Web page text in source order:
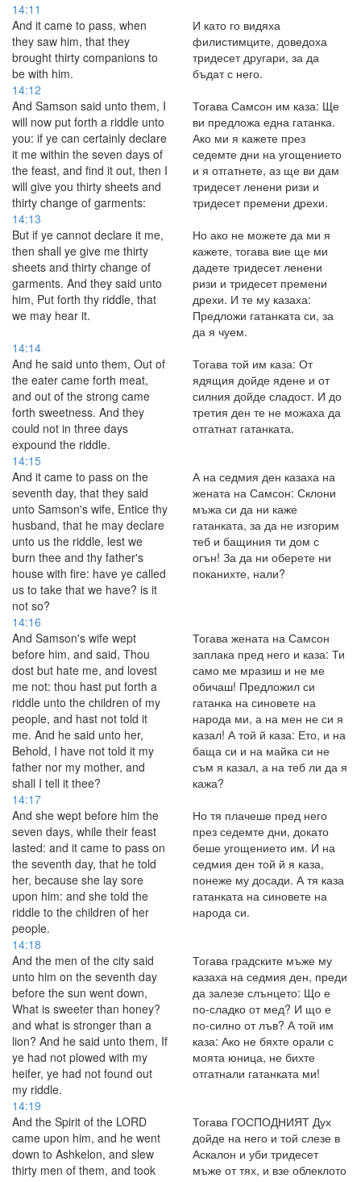
14:11
And it came to pass, when
they saw him, that they
brought thirty companions to
be with him.
И като го видяха
филистимците, доведоха
тридесет другари, за да
бъдат с него.
14:12
And Samson said unto them, I
will now put forth a riddle unto
you: if ye can certainly declare
it me within the seven days of
the feast, and find it out, then I
will give you thirty sheets and
thirty change of garments:
Тогава Самсон им каза: Ще
ви предложа една гатанка.
Ако ми я кажете през
седемте дни на угощението
и я отгатнете, аз ще ви дам
тридесет ленени ризи и
тридесет премени дрехи.
14:13
But if ye cannot declare it me,
then shall ye give me thirty
sheets and thirty change of
garments. And they said unto
him, Put forth thy riddle, that
we may hear it.
Но ако не можете да ми я
кажете, тогава вие ще ми
дадете тридесет ленени
ризи и тридесет премени
дрехи. И те му казаха:
Предложи гатанката си, за
да я чуем.
14:14
And he said unto them, Out of
the eater came forth meat,
and out of the strong came
forth sweetness. And they
could not in three days
expound the riddle.
Тогава той им каза: От
ядящия дойде ядене и от
силния дойде сладост. И до
третия ден те не можаха да
отгатнат гатанката.
14:15
And it came to pass on the
seventh day, that they said
unto Samson's wife, Entice thy
husband, that he may declare
unto us the riddle, lest we
burn thee and thy father's
house with fire: have ye called
us to take that we have? is it
not so?
А на седмия ден казаха на
жената на Самсон: Склони
мъжа си да ни каже
гатанката, за да не изгорим
теб и бащиния ти дом с
огън! За да ни оберете ни
поканихте, нали?
14:16
And Samson's wife wept
before him, and said, Thou
dost but hate me, and lovest
me not: thou hast put forth a
riddle unto the children of my
people, and hast not told it
me. And he said unto her,
Behold, I have not told it my
father nor my mother, and
shall I tell it thee?
Тогава жената на Самсон
заплака пред него и каза: Ти
само ме мразиш и не ме
обичаш! Предложил си
гатанка на синовете на
народа ми, а на мен не си я
казал! А той й каза: Ето, и на
баща си и на майка си не
съм я казал, а на теб ли да я
кажа?
14:17
And she wept before him the
seven days, while their feast
lasted: and it came to pass on
the seventh day, that he told
her, because she lay sore
upon him: and she told the
riddle to the children of her
people.
Но тя плачеше пред него
през седемте дни, докато
беше угощението им. И на
седмия ден той й я каза,
понеже му досади. А тя каза
гатанката на синовете на
народа си.
14:18
And the men of the city said
unto him on the seventh day
before the sun went down,
What is sweeter than honey?
and what is stronger than a
lion? And he said unto them, If
ye had not plowed with my
heifer, ye had not found out
my riddle.
Тогава градските мъже му
казаха на седмия ден, преди
да залезе слънцето: Що е
по-сладко от мед? И що е
по-силно от лъв? А той им
каза: Ако не бяхте орали с
моята юница, не бихте
отгатнали гатанката ми!
14:19
And the Spirit of the LORD
came upon him, and he went
down to Ashkelon, and slew
thirty men of them, and took
Тогава ГОСПОДНИЯТ Дух
дойде на него и той слезе в
Аскалон и уби тридесет
мъже от тях, и взе облеклото